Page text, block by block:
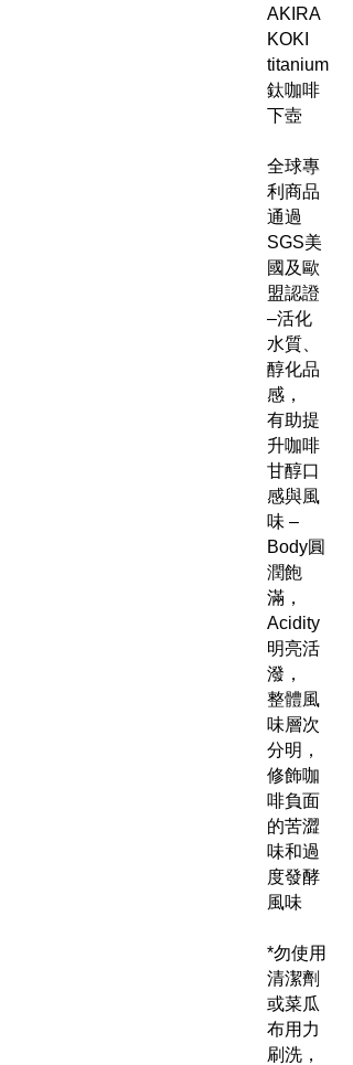
AKIRA
KOKI
titanium
鈦咖啡
下壺
全球專
利商品
通過
SGS美
國及歐
盟認證
–活化
水質、
醇化品
感，
有助提
升咖啡
甘醇口
感與風
味 –
Body圓
潤飽
滿，
Acidity
明亮活
潑，
整體風
味層次
分明，
修飾咖
啡負面
的苦澀
味和過
度發酵
風味
*勿使用
清潔劑
或菜瓜
布用力
刷洗，